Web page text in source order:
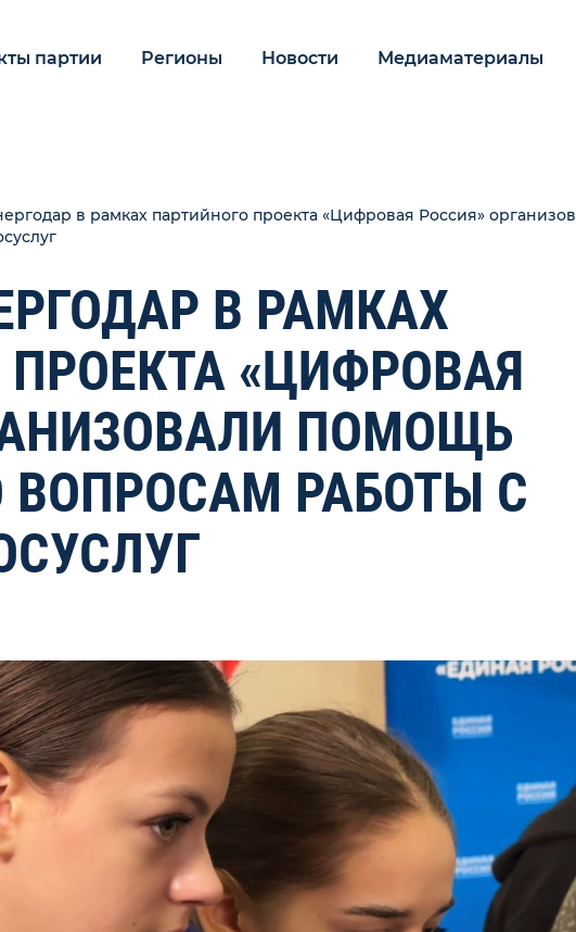
партии Регионы Новости Медиаматериалы
в рамках партийного проекта «Цифровая Россия»
В РАМКАХ
«ЦИФРОВАЯ
ПОМОЩЬ
РАБОТЫ С